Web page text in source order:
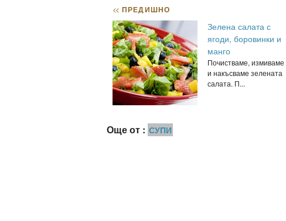
<< ПРЕДИШНО
Зелена салата с
ягоди, боровинки и
манго
Почистваме, измиваме
и накъсваме зелената
салата. П...
Още от : СУПИ